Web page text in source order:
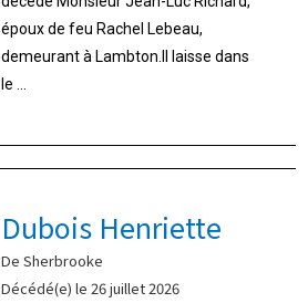
époux de feu Rachel Lebeau,
demeurant à Lambton.Il laisse dans
le ...
Dubois Henriette
De Sherbrooke
Décédé(e) le 26 juillet 2026